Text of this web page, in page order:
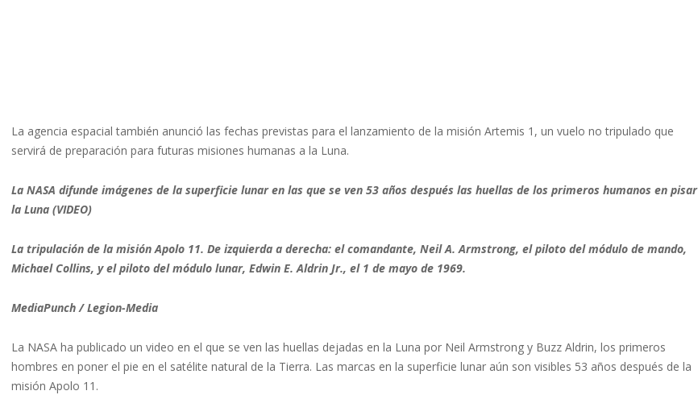
La agencia espacial también anunció las fechas previstas para el lanzamiento de la misión Artemis 1, un vuelo no tripulado que
servirá de preparación para futuras misiones humanas a la Luna.
La NASA difunde imágenes de la superficie lunar en las que se ven 53 años después las huellas de los primeros humanos en pisar
la Luna (VIDEO)
La tripulación de la misión Apolo 11. De izquierda a derecha: el comandante, Neil A. Armstrong, el piloto del módulo de mando,
Michael Collins, y el piloto del módulo lunar, Edwin E. Aldrin Jr., el 1 de mayo de 1969.
MediaPunch / Legion-Media
La NASA ha publicado un video en el que se ven las huellas dejadas en la Luna por Neil Armstrong y Buzz Aldrin, los primeros
hombres en poner el pie en el satélite natural de la Tierra. Las marcas en la superficie lunar aún son visibles 53 años después de la
misión Apolo 11.